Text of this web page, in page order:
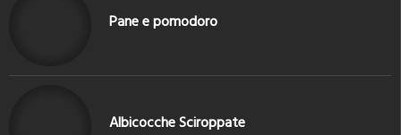
Pane e pomodoro
Albicocche Sciroppate